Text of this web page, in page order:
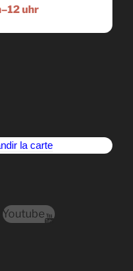
uhr
la carte
Youtube